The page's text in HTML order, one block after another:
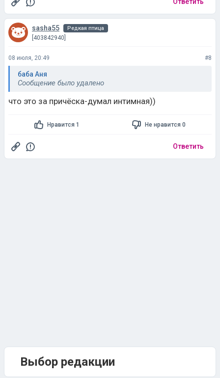
sasha55 Редкая птица
[403842940]
08 июля, 20:49 #8
баба Аня
Сообщение было удалено
что это за причёска-думал интимная))
Нравится 1 Не нравится 0
Ответить
Выбор редакции